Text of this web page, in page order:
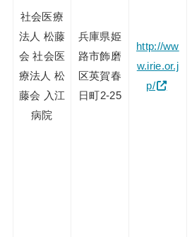
社会医療
法人 松藤
会 社会医
療法人 松
藤会 入江
病院
兵庫県姫
路市飾磨
区英賀春
日町2-25
http://ww
w.irie.or.j
p/